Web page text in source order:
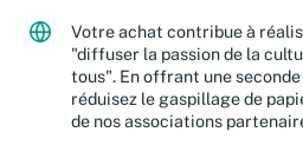
Votre achat contribue à
"diffuser la passion de la
tous". En offrant une
réduisez le gaspillage de
de nos associations